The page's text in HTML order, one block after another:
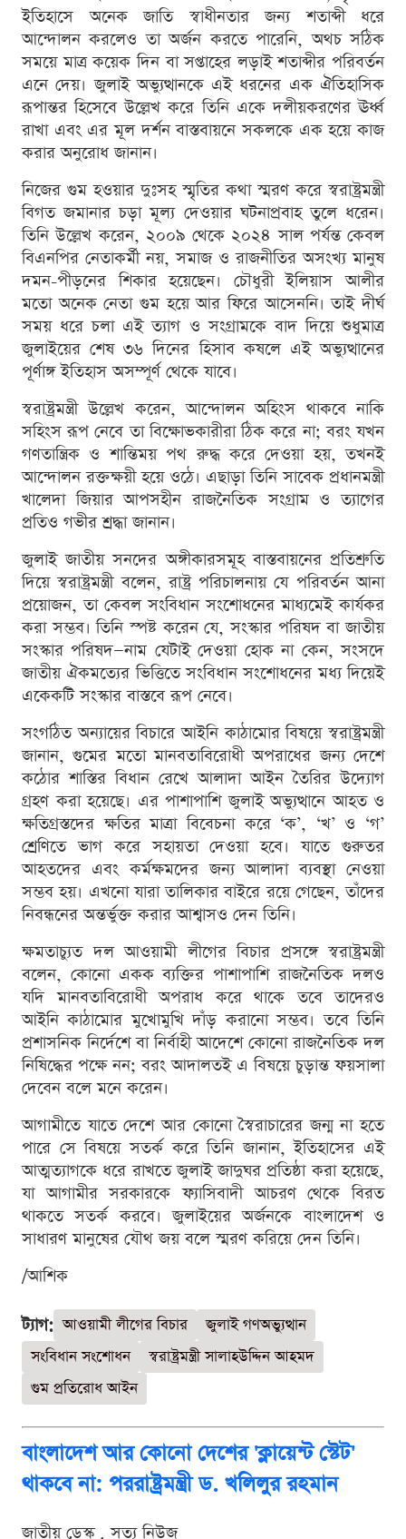
ইতিহাসে অনেক জাতি স্বাধীনতার জন্য শতাব্দী ধরে
আন্দোলন করলেও তা অর্জন করতে পারেনি, অথচ সঠিক
সময়ে মাত্র কয়েক দিন বা সপ্তাহের লড়াই শতাব্দীর পরিবর্তন
এনে দেয়। জুলাই অভ্যুত্থানকে এই ধরনের এক ঐতিহাসিক
রূপান্তর হিসেবে উল্লেখ করে তিনি একে দলীয়করণের ঊর্ধ্ব
রাখা এবং এর মূল দর্শন বাস্তবায়নে সকলকে এক হয়ে কাজ
করার অনুরোধ জানান।
নিজের গুম হওয়ার দুঃসহ স্মৃতির কথা স্মরণ করে স্বরাষ্ট্রমন্ত্রী
বিগত জমানার চড়া মূল্য দেওয়ার ঘটনাপ্রবাহ তুলে ধরেন।
তিনি উল্লেখ করেন, ২০০৯ থেকে ২০২৪ সাল পর্যন্ত কেবল
বিএনপির নেতাকর্মী নয়, সমাজ ও রাজনীতির অসংখ্য মানুষ
দমন-পীড়নের শিকার হয়েছেন। চৌধুরী ইলিয়াস আলীর
মতো অনেক নেতা গুম হয়ে আর ফিরে আসেননি। তাই দীর্ঘ
সময় ধরে চলা এই ত্যাগ ও সংগ্রামকে বাদ দিয়ে শুধুমাত্র
জুলাইয়ের শেষ ৩৬ দিনের হিসাব কষলে এই অভ্যুত্থানের
পূর্ণাঙ্গ ইতিহাস অসম্পূর্ণ থেকে যাবে।
স্বরাষ্ট্রমন্ত্রী উল্লেখ করেন, আন্দোলন অহিংস থাকবে নাকি
সহিংস রূপ নেবে তা বিক্ষোভকারীরা ঠিক করে না; বরং যখন
গণতান্ত্রিক ও শান্তিময় পথ রুদ্ধ করে দেওয়া হয়, তখনই
আন্দোলন রক্তক্ষয়ী হয়ে ওঠে। এছাড়া তিনি সাবেক প্রধানমন্ত্রী
খালেদা জিয়ার আপসহীন রাজনৈতিক সংগ্রাম ও ত্যাগের
প্রতিও গভীর শ্রদ্ধা জানান।
জুলাই জাতীয় সনদের অঙ্গীকারসমূহ বাস্তবায়নের প্রতিশ্রুতি
দিয়ে স্বরাষ্ট্রমন্ত্রী বলেন, রাষ্ট্র পরিচালনায় যে পরিবর্তন আনা
প্রয়োজন, তা কেবল সংবিধান সংশোধনের মাধ্যমেই কার্যকর
করা সম্ভব। তিনি স্পষ্ট করেন যে, সংস্কার পরিষদ বা জাতীয়
সংস্কার পরিষদ—নাম যেটাই দেওয়া হোক না কেন, সংসদে
জাতীয় ঐকমত্যের ভিত্তিতে সংবিধান সংশোধনের মধ্য দিয়েই
একেকটি সংস্কার বাস্তবে রূপ নেবে।
সংগঠিত অন্যায়ের বিচারে আইনি কাঠামোর বিষয়ে স্বরাষ্ট্রমন্ত্রী
জানান, গুমের মতো মানবতাবিরোধী অপরাধের জন্য দেশে
কঠোর শাস্তির বিধান রেখে আলাদা আইন তৈরির উদ্যোগ
গ্রহণ করা হয়েছে। এর পাশাপাশি জুলাই অভ্যুত্থানে আহত ও
ক্ষতিগ্রস্তদের ক্ষতির মাত্রা বিবেচনা করে ‘ক’, ‘খ’ ও ‘গ’
শ্রেণিতে ভাগ করে সহায়তা দেওয়া হবে। যাতে গুরুতর
আহতদের এবং কর্মক্ষমদের জন্য আলাদা ব্যবস্থা নেওয়া
সম্ভব হয়। এখনো যারা তালিকার বাইরে রয়ে গেছেন, তাঁদের
নিবন্ধনের অন্তর্ভুক্ত করার আশ্বাসও দেন তিনি।
ক্ষমতাচ্যুত দল আওয়ামী লীগের বিচার প্রসঙ্গে স্বরাষ্ট্রমন্ত্রী
বলেন, কোনো একক ব্যক্তির পাশাপাশি রাজনৈতিক দলও
যদি মানবতাবিরোধী অপরাধ করে থাকে তবে তাদেরও
আইনি কাঠামোর মুখোমুখি দাঁড় করানো সম্ভব। তবে তিনি
প্রশাসনিক নির্দেশে বা নির্বাহী আদেশে কোনো রাজনৈতিক দল
নিষিদ্ধের পক্ষে নন; বরং আদালতই এ বিষয়ে চুড়ান্ত ফয়সালা
দেবেন বলে মনে করেন।
আগামীতে যাতে দেশে আর কোনো স্বৈরাচারের জন্ম না হতে
পারে সে বিষয়ে সতর্ক করে তিনি জানান, ইতিহাসের এই
আত্মত্যাগকে ধরে রাখতে জুলাই জাদুঘর প্রতিষ্ঠা করা হয়েছে,
যা আগামীর সরকারকে ফ্যাসিবাদী আচরণ থেকে বিরত
থাকতে সতর্ক করবে। জুলাইয়ের অর্জনকে বাংলাদেশ ও
সাধারণ মানুষের যৌথ জয় বলে স্মরণ করিয়ে দেন তিনি।
/আশিক
ট্যাগ: আওয়ামী লীগের বিচার
জুলাই গণঅভ্যুত্থান
সংবিধান সংশোধন
স্বরাষ্ট্রমন্ত্রী সালাহউদ্দিন আহমদ
গুম প্রতিরোধ আইন
বাংলাদেশ আর কোনো দেশের 'ক্লায়েন্ট স্টেট'
থাকবে না: পররাষ্ট্রমন্ত্রী ড. খলিলুর রহমান
জাতীয় ডেস্ক . সত্য নিউজ